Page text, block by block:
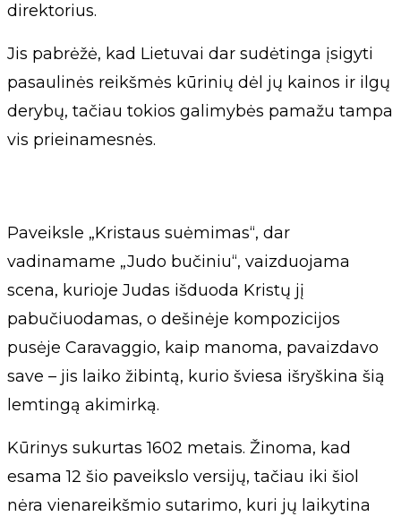
direktorius.
Jis pabrėžė, kad Lietuvai dar sudėtinga įsigyti
pasaulinės reikšmės kūrinių dėl jų kainos ir ilgų
derybų, tačiau tokios galimybės pamažu tampa
vis prieinamesnės.
Paveiksle „Kristaus suėmimas“, dar
vadinamame „Judo bučiniu“, vaizduojama
scena, kurioje Judas išduoda Kristų jį
pabučiuodamas, o dešinėje kompozicijos
pusėje Caravaggio, kaip manoma, pavaizdavo
save – jis laiko žibintą, kurio šviesa išryškina šią
lemtingą akimirką.
Kūrinys sukurtas 1602 metais. Žinoma, kad
esama 12 šio paveikslo versijų, tačiau iki šiol
nėra vienareikšmio sutarimo, kuri jų laikytina